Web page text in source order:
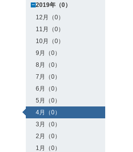
2019年（0）
12月（0）
11月（0）
10月（0）
9月（0）
8月（0）
7月（0）
6月（0）
5月（0）
4月（0）
3月（0）
2月（0）
1月（0）